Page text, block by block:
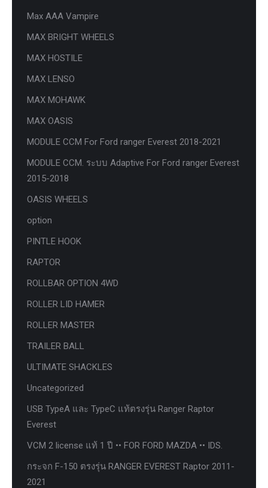
Max AAA Vampire
MAX BRIGHT WHEELS
MAX HOSTILE
MAX LENSO
MAX MOHAWK
MAX OASIS
MODULE CCM For Ford ranger Everest 2018-2021
MODULE CCM. ระบบ Adaptive For Ford ranger Everest
2015-2018
OASIS WHEELS
option
PINTLE HOOK
RAPTOR
ROLLBAR OPTION 4WD
ROLLER LID HAMER
ROLLER MASTER
TRAILER BALL
ULTIMATE SHACKLES
Uncategorized
USB TypeA และ TypeC แท้ตรงรุ่น Ranger Raptor
Everest
VCM 2 license แท้ 1 ปี •• FOR FORD MAZDA •• IDS.
กระจก F-150 ตรงรุ่น RANGER EVEREST Raptor 2011-
2021